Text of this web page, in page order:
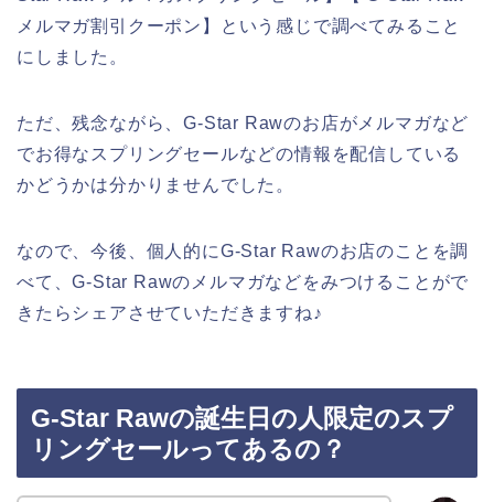
メルマガ割引クーポン】という感じで調べてみること
にしました。
ただ、残念ながら、G-Star Rawのお店がメルマガなど
でお得なスプリングセールなどの情報を配信している
かどうかは分かりませんでした。
なので、今後、個人的にG-Star Rawのお店のことを調
べて、G-Star Rawのメルマガなどをみつけることがで
きたらシェアさせていただきますね♪
G-Star Rawの誕生日の人限定のスプ
リングセールってあるの？